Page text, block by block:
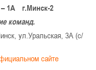
– 1А г.Минск-2
команд.
ул.Уральская, 3А (с/
сайте